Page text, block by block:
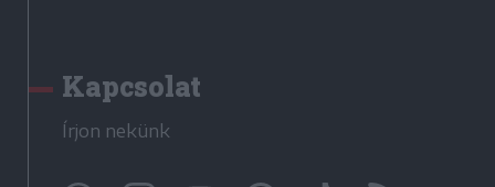
Kapcsolat
Írjon nekünk